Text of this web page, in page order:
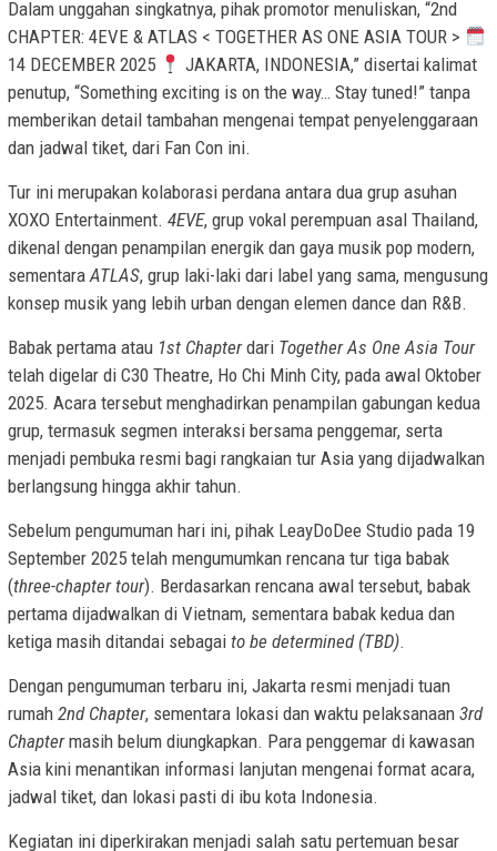
Dalam unggahan singkatnya, pihak promotor menuliskan, “2nd
CHAPTER: 4EVE & ATLAS < TOGETHER AS ONE ASIA TOUR >
14 DECEMBER 2025
JAKARTA, INDONESIA,” disertai kalimat
penutup, “Something exciting is on the way… Stay tuned!” tanpa
memberikan detail tambahan mengenai tempat penyelenggaraan
dan jadwal tiket, dari Fan Con ini.
Tur ini merupakan kolaborasi perdana antara dua grup asuhan
XOXO Entertainment. 4EVE, grup vokal perempuan asal Thailand,
dikenal dengan penampilan energik dan gaya musik pop modern,
sementaraATLAS, grup laki-laki dari label yang sama, mengusung
konsep musik yang lebih urban dengan elemen dance dan R&B.
Babak pertama atau 1st Chapterdari Together As One Asia Tour
telah digelar di C30 Theatre, Ho Chi Minh City, pada awal Oktober
2025. Acara tersebut menghadirkan penampilan gabungan kedua
grup, termasuk segmen interaksi bersama penggemar, serta
menjadi pembuka resmi bagi rangkaian tur Asia yang dijadwalkan
berlangsung hingga akhir tahun.
Sebelum pengumuman hari ini, pihak LeayDoDee Studio pada 19
September 2025 telah mengumumkan rencana tur tiga babak
(three-chapter tour). Berdasarkan rencana awal tersebut, babak
pertama dijadwalkan di Vietnam, sementara babak kedua dan
ketiga masih ditandai sebagai to be determined (TBD).
Dengan pengumuman terbaru ini, Jakarta resmi menjadi tuan
rumah 2nd Chapter, sementara lokasi dan waktu pelaksanaan 3rd
Chaptermasih belum diungkapkan. Para penggemar di kawasan
Asia kini menantikan informasi lanjutan mengenai format acara,
jadwal tiket, dan lokasi pasti di ibu kota Indonesia.
Kegiatan ini diperkirakan menjadi salah satu pertemuan besar